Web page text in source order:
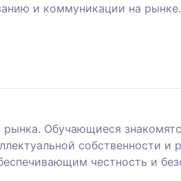
и коммуникации на рынке.
рынка. Обучающиеся
собственности и
честность и